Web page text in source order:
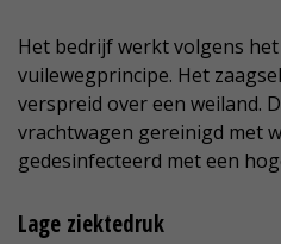
Het bedrijf werkt volgens
vuilewegprincipe. Het
verspreid over een weiland.
vrachtwagen gereinigd met
gedesinfecteerd met een
Lage ziektedruk